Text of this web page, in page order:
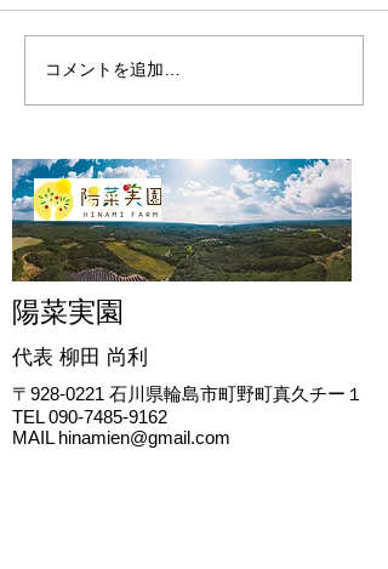
2023年 無肥料栽培ひな
み柿 草刈りと摘果
コメントを追加…
陽菜実園
代表 柳田 尚利
〒928-0221 石川県輪島市町野町真久チー１
TEL090-7485-9162
MAIL hinamien@gmail.com